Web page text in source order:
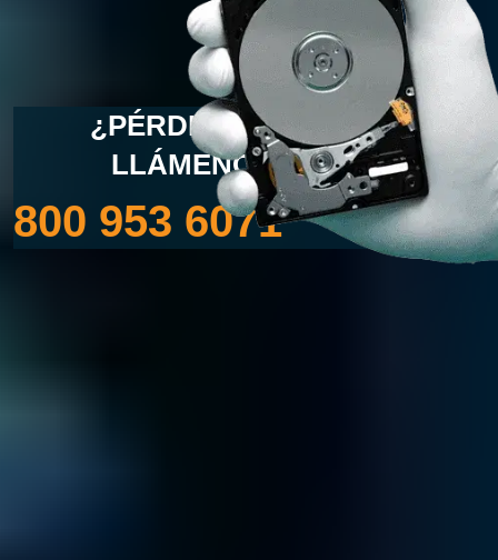
¿PÉRDIDA DE DATOS?
LLÁMENOS AHORA
800 953 6071